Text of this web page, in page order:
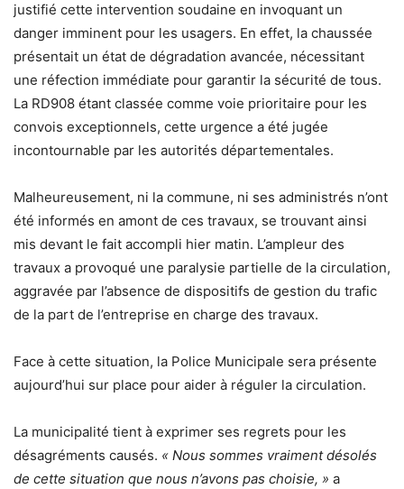
justifié cette intervention soudaine en invoquant un
danger imminent pour les usagers. En effet, la chaussée
présentait un état de dégradation avancée, nécessitant
une réfection immédiate pour garantir la sécurité de tous.
La RD908 étant classée comme voie prioritaire pour les
convois exceptionnels, cette urgence a été jugée
incontournable par les autorités départementales.
Malheureusement, ni la commune, ni ses administrés n’ont
été informés en amont de ces travaux, se trouvant ainsi
mis devant le fait accompli hier matin. L’ampleur des
travaux a provoqué une paralysie partielle de la circulation,
aggravée par l’absence de dispositifs de gestion du trafic
de la part de l’entreprise en charge des travaux.
Face à cette situation, la Police Municipale sera présente
aujourd’hui sur place pour aider à réguler la circulation.
La municipalité tient à exprimer ses regrets pour les
désagréments causés. « Nous sommes vraiment désolés
de cette situation que nous n’avons pas choisie, » a